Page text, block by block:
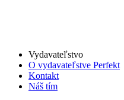
Vydavateľstvo
O vydavateľstve Perfekt
Kontakt
Náš tím